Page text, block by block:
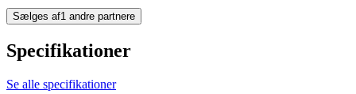
Sælges af1 andre partnere
Specifikationer
Se alle specifikationer